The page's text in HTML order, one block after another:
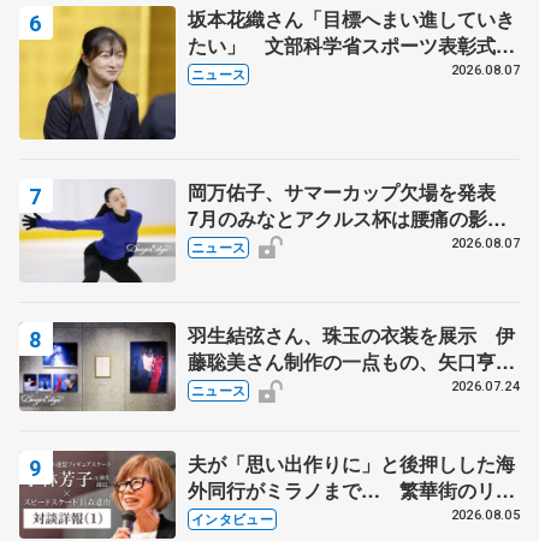
坂本花織さん「目標へまい進していき
たい」 文部科学省スポーツ表彰式で
代表謝辞
ニュース 2026.08.07
岡万佑子、サマーカップ欠場を発表
7月のみなとアクルス杯は腰痛の影響
で
ニュース 2026.08.07
羽生結弦さん、珠玉の衣装を展示 伊
藤聡美さん制作の一点もの、矢口亨さ
んが撮影
ニュース 2026.07.24
夫が「思い出作りに」と後押しした海
外同行がミラノまで… 繁華街のリン
クでは不良のお兄さんも味方に 小林
インタビュー 2026.08.05